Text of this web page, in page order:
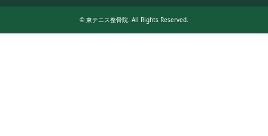
© 東テニス整骨院. All Rights Reserved.